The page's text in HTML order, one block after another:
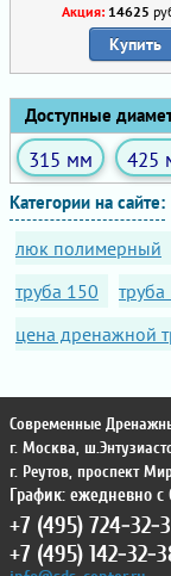
Акция: 14625
Купить
Доступные
315 мм 425
Категории на сайте:
люк полимерный
труба 150
цена дренажной
Современные
г. Москва,
г. Реутов, проспект
График: ежедневно с
+7 (495) 724-32-
+7 (495) 142-32-